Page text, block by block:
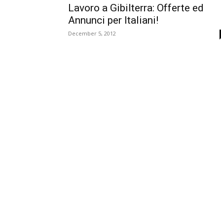
Lavoro a Gibilterra: Offerte ed
Annunci per Italiani!
December 5, 2012